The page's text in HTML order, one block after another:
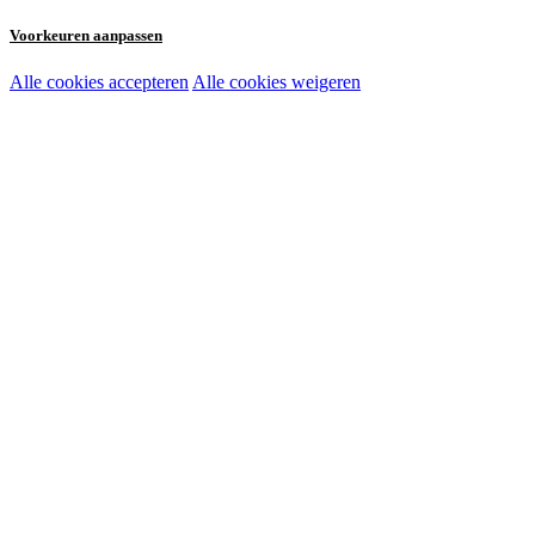
Voorkeuren aanpassen
Noodzakelijke cookies:
Alle cookies accepteren Alle cookies weigeren